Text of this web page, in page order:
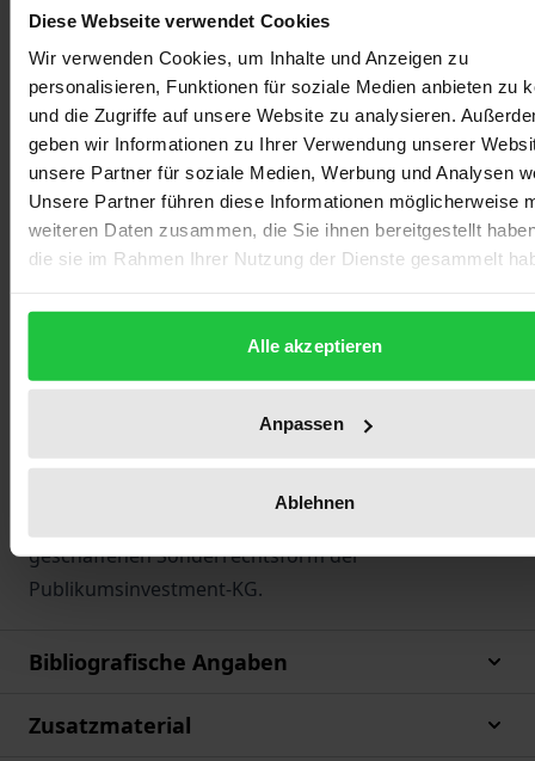
Diese Webseite verwendet Cookies
Wir verwenden Cookies, um Inhalte und Anzeigen zu
personalisieren, Funktionen für soziale Medien anbieten zu
und die Zugriffe auf unsere Website zu analysieren.
geben wir Informationen zu Ihrer Verwendung unserer
unsere Partner für soziale Medien, Werbung und Analysen
Unsere Partner führen diese Informationen möglicherweise
weiteren Daten zusammen, die Sie ihnen bereitgestellt
die sie im Rahmen Ihrer Nutzung der Dienste gesammelt
Alle akzeptieren
Anpassen
Ablehnen
Rechtsprechung insbesondere in jüngerer Zeit
intensiv beschäftigt. Ausgehend von einer strengen
Unterscheidung zwischen dem Innenverhältnis zur
Gesellschaft einerseits und der Haftung gegenüber
den Gesellschaftsgläubigern im Außenverhältnis
andererseits untersucht die Arbeit systematisch die
verschiedenen denkbaren Varianten
gewinnunabhängiger Auszahlungen und bewertet
Anschließend folgt eine Darstellung der zugunsten
des Kommanditisten wirkenden
Schutzmechanismen. Dazu gehören insbesondere
die objektive Auslegung und Inhaltskontrolle des
Gesellschaftsvertrags sowie die Prospekthaftung.
geschaffenen Sonderrechtsform der
Publikumsinvestment-KG.
Bibliografische Angaben
Zusatzmaterial